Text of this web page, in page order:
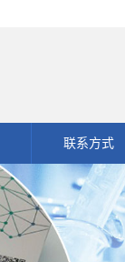
联系方式